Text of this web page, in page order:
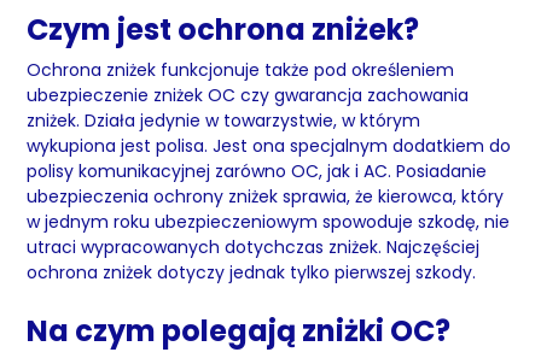
Czym jest ochrona zniżek?
Ochrona zniżek funkcjonuje także pod określeniem
ubezpieczenie zniżek OC czy gwarancja zachowania
zniżek. Działa jedynie w towarzystwie, w którym
wykupiona jest polisa. Jest ona specjalnym dodatkiem do
polisy komunikacyjnej zarówno OC, jak i AC. Posiadanie
ubezpieczenia ochrony zniżek sprawia, że kierowca, który
w jednym roku ubezpieczeniowym spowoduje szkodę, nie
utraci wypracowanych dotychczas zniżek. Najczęściej
ochrona zniżek dotyczy jednak tylko pierwszej szkody.
Na czym polegają zniżki OC?